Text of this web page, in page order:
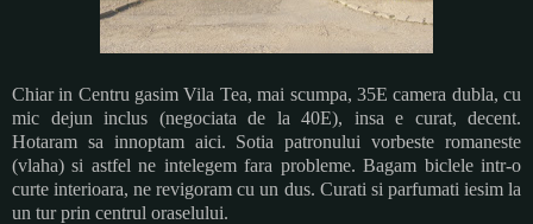
Chiar in Centru gasim Vila Tea, mai scumpa, 35E camera dubla, cu
mic dejun inclus (negociata de la 40E), insa e curat, decent.
Hotaram sa innoptam aici. Sotia patronului vorbeste romaneste
(vlaha) si astfel ne intelegem fara probleme. Bagam biclele intr-o
curte interioara, ne revigoram cu un dus. Curati si parfumati iesim la
un tur prin centrul oraselului.